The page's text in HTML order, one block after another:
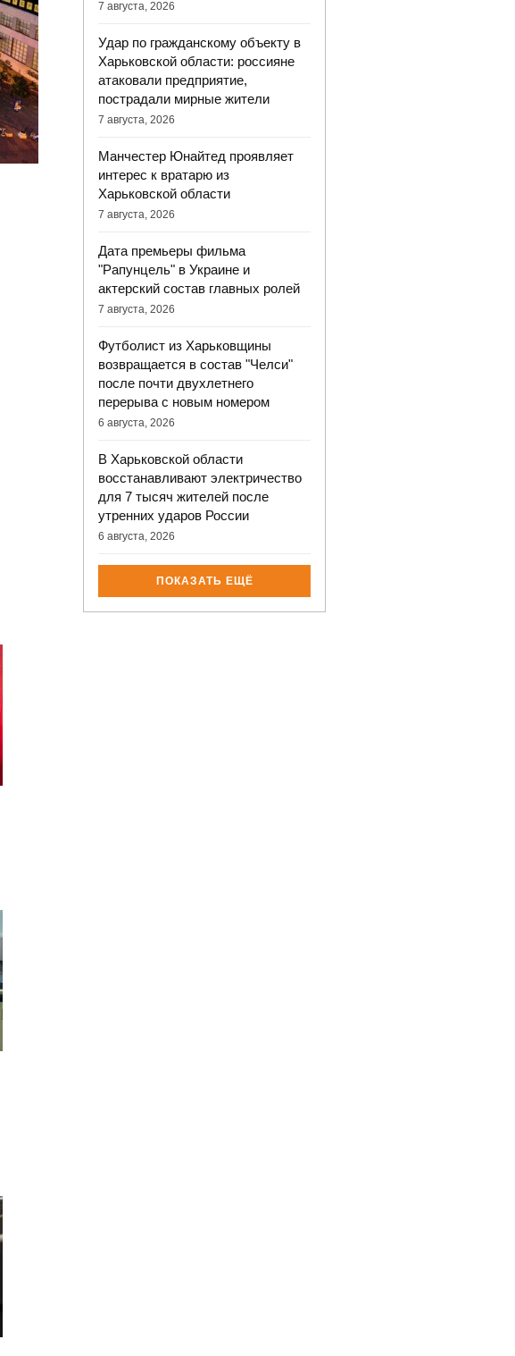
7 августа, 2026
Удар по гражданскому объекту в
Харьковской области: россияне
атаковали предприятие,
пострадали мирные жители
7 августа, 2026
Манчестер Юнайтед проявляет
интерес к вратарю из
Харьковской области
7 августа, 2026
Дата премьеры фильма
"Рапунцель" в Украине и
актерский состав главных ролей
7 августа, 2026
Футболист из Харьковщины
возвращается в состав "Челси"
после почти двухлетнего
перерыва с новым номером
6 августа, 2026
В Харьковской области
восстанавливают электричество
для 7 тысяч жителей после
утренних ударов России
6 августа, 2026
ПОКАЗАТЬ ЕЩЁ